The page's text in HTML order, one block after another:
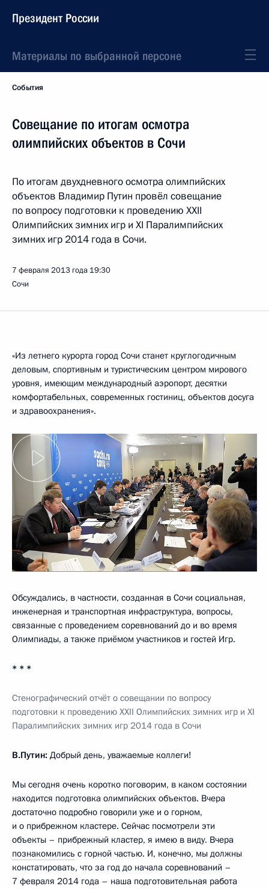
Президент России
Материалы по выбранной персоне
События
Совещание по итогам осмотра
олимпийских объектов в Сочи
По итогам двухдневного осмотра олимпийских
объектов Владимир Путин провёл совещание
по вопросу подготовки к проведению XXII
Олимпийских зимних игр и XI Паралимпийских
зимних игр 2014 года в Сочи.
7 февраля 2013 года 19:30
Сочи
«Из летнего курорта город Сочи станет круглогодичным
деловым, спортивным и туристическим центром мирового
уровня, имеющим международный аэропорт, десятки
комфортабельных, современных гостиниц, объектов досуга
и здравоохранения».
Обсуждались, в частности, созданная в Сочи социальная,
инженерная и транспортная инфраструктура, вопросы,
связанные с проведением соревнований до и во время
Олимпиады, а также приёмом участников и гостей Игр.
* * *
Стенографический отчёт о совещании по вопросу
подготовки к проведению XXII Олимпийских зимних игр и XI
Паралимпийских зимних игр 2014 года в Сочи
В.Путин: Добрый день, уважаемые коллеги!
Мы сегодня очень коротко поговорим, в каком состоянии
находится подготовка олимпийских объектов. Вчера
достаточно подробно говорили уже и о горном,
и о прибрежном кластере. Сейчас посмотрели эти
объекты – прибрежный кластер, я имею в виду. Вчера
познакомились с горной частью. И, конечно, мы должны
констатировать, что за год до начала соревнований –
7 февраля 2014 года – наша подготовительная работа